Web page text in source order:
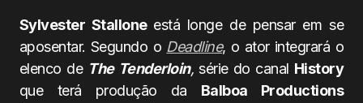
Sylvester Stallone está longe de pensar em se
aposentar. Segundo o Deadline, o ator integrará o
elenco de The Tenderloin,série do canal History
que terá produção da Balboa Productions